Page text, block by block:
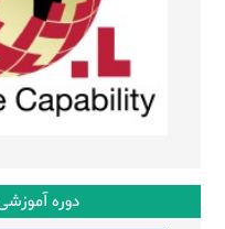
دوره